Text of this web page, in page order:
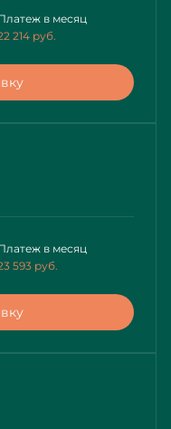
в месяц
214 руб.
в месяц
593 руб.